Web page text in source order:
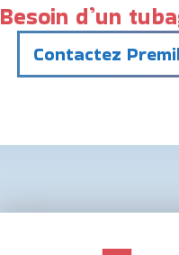
Besoin d’un
Contactez